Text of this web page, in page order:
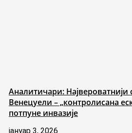
Аналитичари: Највероватнији
Венецуели – „контролисана
потпуне инвазије
јануар 3, 2026